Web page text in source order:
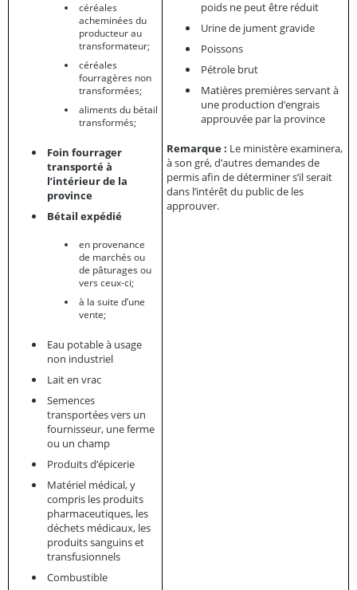
céréales
acheminées du
producteur au
transformateur;
céréales
fourragères non
transformées;
aliments du bétail
transformés;
Foin fourrager
transporté à
l’intérieur de la
province
Bétail expédié
en provenance
de marchés ou
de pâturages ou
vers ceux-ci;
à la suite d’une
vente;
Eau potable à usage
non industriel
Lait en vrac
Semences
transportées vers un
fournisseur, une ferme
ou un champ
Produits d’épicerie
Matériel médical, y
compris les produits
pharmaceutiques, les
déchets médicaux, les
produits sanguins et
transfusionnels
Combustible
poids ne peut être réduit
Urine de jument gravide
Poissons
Pétrole brut
Matières premières servant à
une production d’engrais
approuvée par la province
Remarque : Le ministère examinera,
à son gré, d’autres demandes de
permis afin de déterminer s’il serait
dans l’intérêt du public de les
approuver.